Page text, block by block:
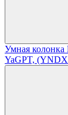
Умная
YaGPT,